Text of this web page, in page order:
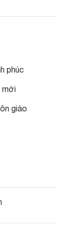
phúc
mới
giáo